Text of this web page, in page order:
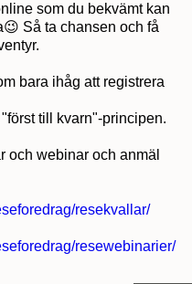
som du bekvämt kan
Så ta chansen och få
bara ihåg att registrera
till kvarn"-principen.
och webinar och anmäl
resekvallar/
resewebinarier/